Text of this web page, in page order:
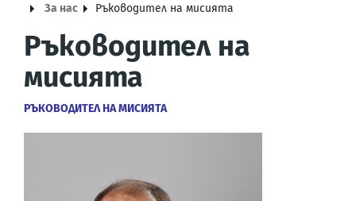
За нас
Ръководител на мисията
Ръководител на
мисията
РЪКОВОДИТЕЛ НА МИСИЯТА